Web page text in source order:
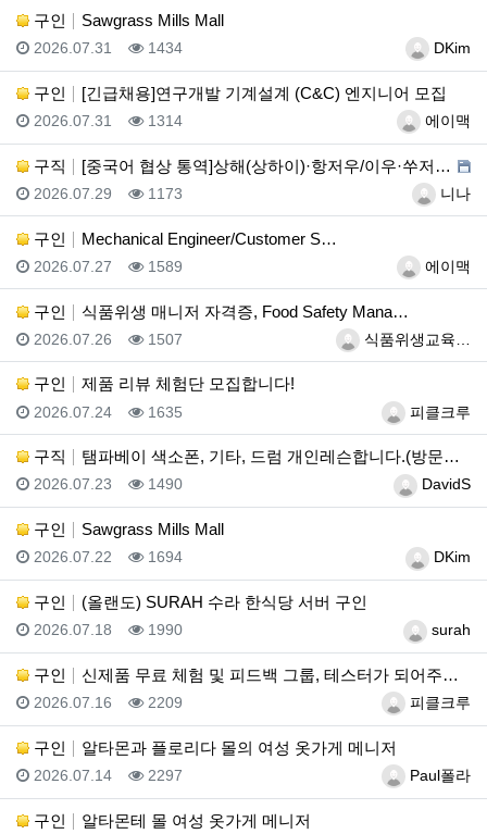
구인 Sawgrass Mills Mall
등록자DKim
등록일
2026.07.31 조회
1434
구인 [긴급채용]연구개발 기계설계 (C&C) 엔지니어 모집
등록자에이맥
등록일
2026.07.31 조회
1314
구직 [중국어 협상 통역]상해(상하이)·항저우/이우·쑤저우 …
등록자니나
등록일
2026.07.29 조회
1173
구인 Mechanical Engineer/Customer S…
등록자에이맥
등록일
2026.07.27 조회
1589
구인 식품위생 매니저 자격증, Food Safety Mana…
등록자식품위생교육…
등록일
2026.07.26 조회
1507
구인 제품 리뷰 체험단 모집합니다!
등록자피클크루
등록일
2026.07.24 조회
1635
구직 탬파베이 색소폰, 기타, 드럼 개인레슨합니다.(방문레슨…
등록자DavidS
등록일
2026.07.23 조회
1490
구인 Sawgrass Mills Mall
등록자DKim
등록일
2026.07.22 조회
1694
구인 (올랜도) SURAH 수라 한식당 서버 구인
등록자surah
등록일
2026.07.18 조회
1990
구인 신제품 무료 체험 및 피드백 그룹, 테스터가 되어주세요…
등록자피클크루
등록일
2026.07.16 조회
2209
구인 알타몬과 플로리다 몰의 여성 옷가게 메니저
등록자Paul폴라
등록일
2026.07.14 조회
2297
구인 알타몬테 몰 여성 옷가게 메니저